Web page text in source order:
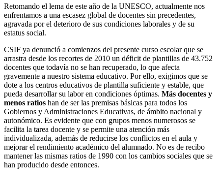
Retomando el lema de este año de la UNESCO, actualmente nos
enfrentamos a una escasez global de docentes sin precedentes,
agravada por el deterioro de sus condiciones laborales y de su
estatus social.
CSIF ya denunció a comienzos del presente curso escolar que se
arrastra desde los recortes de 2010 un déficit de plantillas de 43.752
docentes que todavía no se han recuperado, lo que afecta
gravemente a nuestro sistema educativo. Por ello, exigimos que se
dote a los centros educativos de plantilla suficiente y estable, que
pueda desarrollar su labor en condiciones óptimas. Más docentes y
menos ratios han de ser las premisas básicas para todos los
Gobiernos y Administraciones Educativas, de ámbito nacional y
autonómico. Es evidente que con grupos menos numerosos se
facilita la tarea docente y se permite una atención más
individualizada, además de reducirse los conflictos en el aula y
mejorar el rendimiento académico del alumnado. No es de recibo
mantener las mismas ratios de 1990 con los cambios sociales que se
han producido desde entonces.